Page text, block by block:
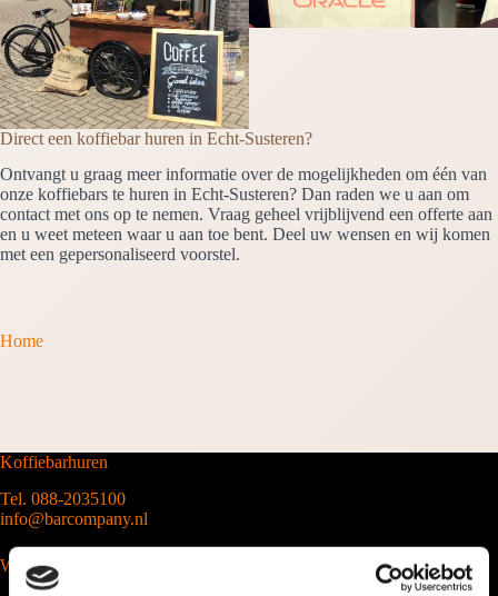
Direct een koffiebar huren in Echt-Susteren?
Ontvangt u graag meer informatie over de mogelijkheden om één van
onze koffiebars te huren in Echt-Susteren? Dan raden we u aan om
contact met ons op te nemen. Vraag geheel vrijblijvend een offerte aan
en u weet meteen waar u aan toe bent. Deel uw wensen en wij komen
met een gepersonaliseerd voorstel.
Home
Koffiebarhuren
Tel. 088-2035100
info@barcompany.nl
Wij werken landelijk